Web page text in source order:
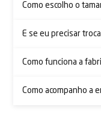
Como escolho o
E se eu precisar
Como funciona a
Como acompanho a